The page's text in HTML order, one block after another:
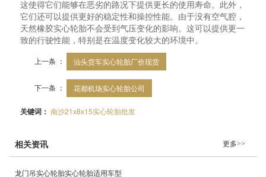
这使得它们能够在恶劣的路况下提供更长的使用寿命。此外，
它们还可以提供更好的稳定性和操控性能。由于没有空气腔，
天然橡胶实心轮胎不会受到气压变化的影响。这可以提供更一
致的行驶性能，特别是在温度变化较大的环境中。
上一条 ： 汕头货车实心轮胎厂价现货
下一条 ： 花都机场实心轮胎公司
关键词：南沙21x8x15实心轮胎批发
相关资讯 更多>>
龙门吊实心轮胎实心轮胎适用车型